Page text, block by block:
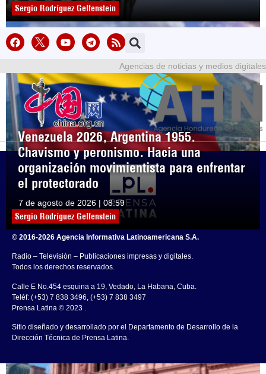
Sergio Rodríguez Gelfenstein
Venezuela 2026, Argentina 1955.
Chavismo y peronismo. Hacia una
organización movimientista para enfrentar
el protectorado
7 de agosto de 2026 | 08:59
Sergio Rodríguez Gelfenstein
Agencias de noticias y medios digitales
© 2016-2026 Agencia Informativa Latinoamericana S.A.
Radio – Televisión – Publicaciones impresas y digitales.
Todos los derechos reservados.
Calle E No.454 esquina a 19, Vedado, La Habana, Cuba.
Teléf: (+53) 7 838 3496, (+53) 7 838 3497
Prensa Latina © 2023 .
Sitio diseñado y desarrollado por el Departamento de Desarrollo de la
Dirección Técnica de Prensa Latina.